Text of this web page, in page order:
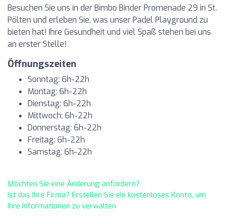
Besuchen Sie uns in der Bimbo Binder Promenade 29 in St.
Pölten und erleben Sie, was unser Padel Playground zu
bieten hat! Ihre Gesundheit und viel Spaß stehen bei uns
an erster Stelle!
Öffnungszeiten
Sonntag: 6h-22h
Montag: 6h-22h
Dienstag: 6h-22h
Mittwoch: 6h-22h
Donnerstag: 6h-22h
Freitag: 6h-22h
Samstag: 6h-22h
Möchten Sie eine Änderung anfordern?
Ist das Ihre Firma? Erstellen Sie ein kostenloses Konto, um
Ihre Informationen zu verwalten